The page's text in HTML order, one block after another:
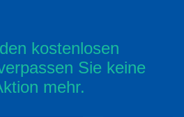
kostenlosen
Sie keine
mehr.